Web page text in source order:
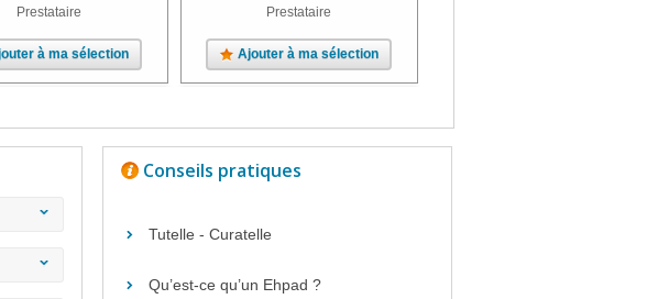
Prestataire
à ma sélection
Prestataire
Ajouter à ma sélection
Conseils pratiques
Tutelle - Curatelle
Qu’est-ce qu’un Ehpad ?